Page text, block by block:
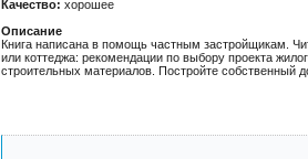
Качество: хорошее
Описание
Книга написана в помощь частным застройщикам.
или коттеджа: рекомендации по выбору проекта
строительных материалов. Постройте собственный